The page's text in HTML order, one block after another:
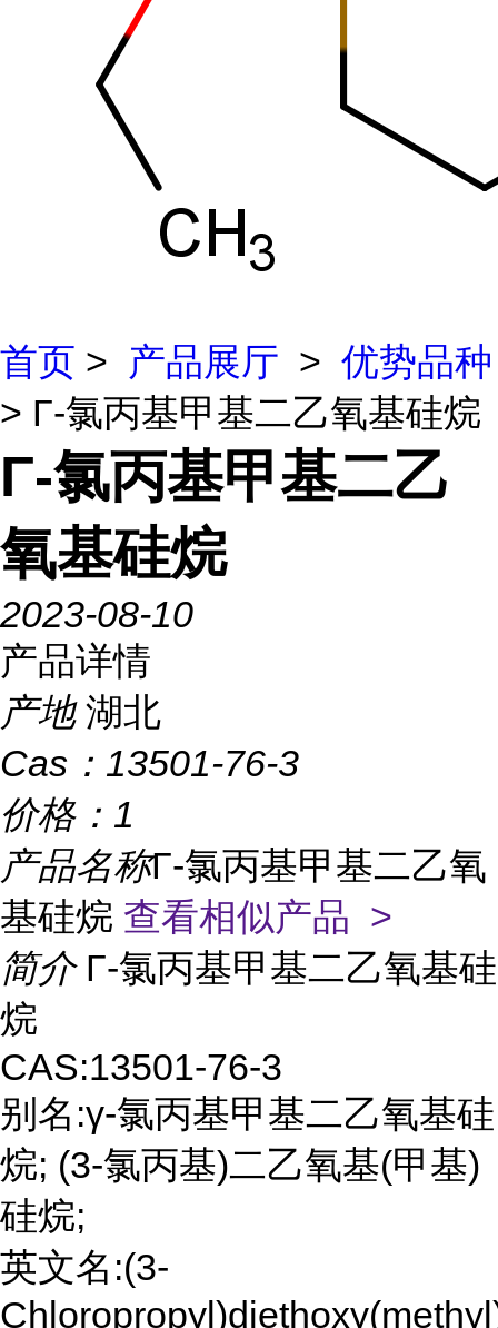
首页 > 产品展厅 > 优势品种
> Γ-氯丙基甲基二乙氧基硅烷
Γ-氯丙基甲基二乙
氧基硅烷
2023-08-10
产品详情
产地 湖北
Cas： 13501-76-3
价格： 1
产品名称Γ-氯丙基甲基二乙氧
基硅烷 查看相似产品 >
简介 Γ-氯丙基甲基二乙氧基硅
烷
CAS:13501-76-3
别名:γ-氯丙基甲基二乙氧基硅
烷; (3-氯丙基)二乙氧基(甲基)
硅烷;
英文名:(3-